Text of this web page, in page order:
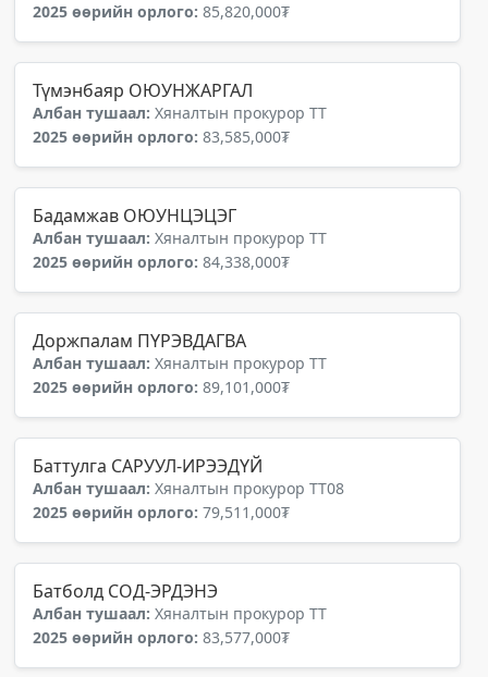
2025 өөрийн орлого: 85,820,000₮
Түмэнбаяр ОЮУНЖАРГАЛ
Албан тушаал: Хяналтын прокурор ТТ
2025 өөрийн орлого: 83,585,000₮
Бадамжав ОЮУНЦЭЦЭГ
Албан тушаал: Хяналтын прокурор ТТ
2025 өөрийн орлого: 84,338,000₮
Доржпалам ПҮРЭВДАГВА
Албан тушаал: Хяналтын прокурор ТТ
2025 өөрийн орлого: 89,101,000₮
Баттулга САРУУЛ-ИРЭЭДҮЙ
Албан тушаал: Хяналтын прокурор ТТ08
2025 өөрийн орлого: 79,511,000₮
Батболд СОД-ЭРДЭНЭ
Албан тушаал: Хяналтын прокурор ТТ
2025 өөрийн орлого: 83,577,000₮